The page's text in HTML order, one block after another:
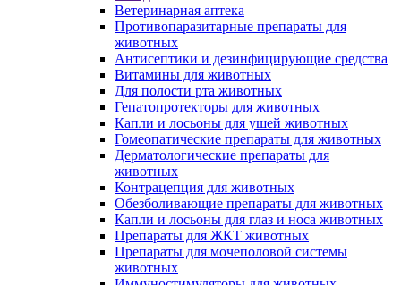
Ветеринарная аптека
Противопаразитарные препараты для
животных
Антисептики и дезинфицирующие средства
Витамины для животных
Для полости рта животных
Гепатопротекторы для животных
Капли и лосьоны для ушей животных
Гомеопатические препараты для животных
Дерматологические препараты для
животных
Контрацепция для животных
Обезболивающие препараты для животных
Капли и лосьоны для глаз и носа животных
Препараты для ЖКТ животных
Препараты для мочеполовой системы
животных